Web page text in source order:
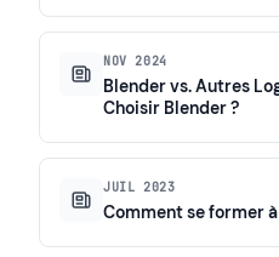
NOV 2024
Blender vs. Autres
Choisir Blender ?
JUIL 2023
Comment se former